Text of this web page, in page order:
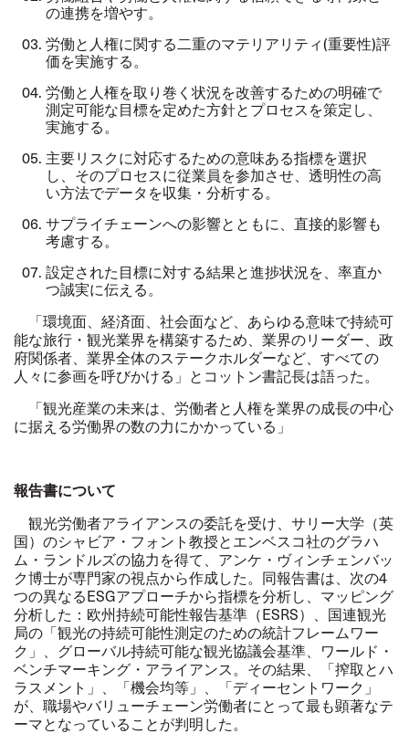
の連携を増やす。
労働と人権に関する二重のマテリアリティ(重要性)評
価を実施する。
労働と人権を取り巻く状況を改善するための明確で
測定可能な目標を定めた方針とプロセスを策定し、
実施する。
主要リスクに対応するための意味ある指標を選択
し、そのプロセスに従業員を参加させ、透明性の高
い方法でデータを収集・分析する。
サプライチェーンへの影響とともに、直接的影響も
考慮する。
設定された目標に対する結果と進捗状況を、率直か
つ誠実に伝える。
「環境面、経済面、社会面など、あらゆる意味で持続可
能な旅行・観光業界を構築するため、業界のリーダー、政
府関係者、業界全体のステークホルダーなど、すべての
人々に参画を呼びかける」とコットン書記長は語った。
「観光産業の未来は、労働者と人権を業界の成長の中心
に据える労働界の数の力にかかっている」
報告書について
観光労働者アライアンスの委託を受け、サリー大学（英
国）のシャビア・フォント教授とエンベスコ社のグラハ
ム・ランドルズの協力を得て、アンケ・ヴィンチェンバッ
ク博士が専門家の視点から作成した。同報告書は、次の4
つの異なるESGアプローチから指標を分析し、マッピング
分析した：欧州持続可能性報告基準（ESRS）、国連観光
局の「観光の持続可能性測定のための統計フレームワー
ク」、グローバル持続可能な観光協議会基準、ワールド・
ベンチマーキング・アライアンス。その結果、「搾取とハ
ラスメント」、「機会均等」、「ディーセントワーク」
が、職場やバリューチェーン労働者にとって最も顕著なテ
ーマとなっていることが判明した。